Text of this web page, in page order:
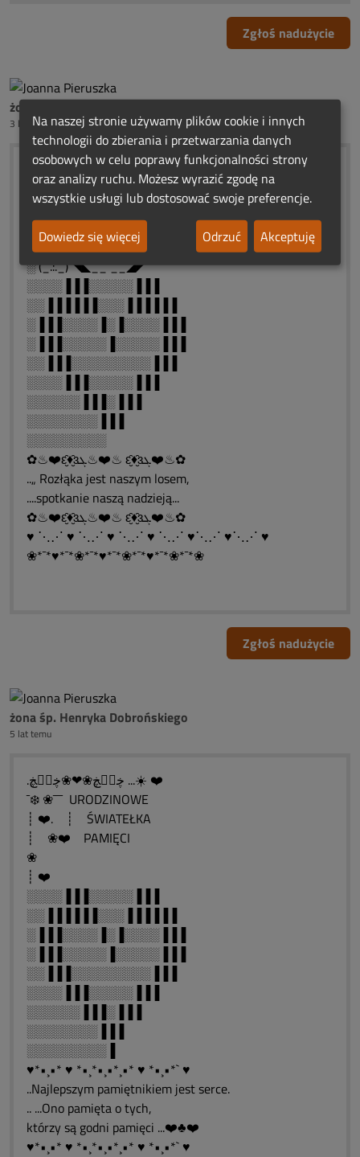
Zgłoś nadużycie
żona Henryka Dobrońskiego
3 lata temu
░░░░)¯`\\ | /´¯(....ROCZNICOWE
░░░░ (._.:▓:._.)....ŚWIATEŁKA
░░░░░ (_.:._).....PAMIĘCI
)¯`\\ | /´¯( ✫•◥◣____◢◤•✫
(._.:▓:._.) ◥◣__ __◢◤
░ (_.:._) ◥◣__ __◢◤
░░░░▐▐▐░░░░░▐▐▐
░░▐▐▐▐▐▐░░░▐▐▐▐▐▐
░▐▐▐░░░░▐░▐░░░░▐▐▐
░▐▐▐░░░░░▐░░░░░▐▐▐
░░▐▐▐░░░░░░░░░▐▐▐
░░░░▐▐▐░░░░░▐▐▐
░░░░░░▐▐▐░▐▐▐
░░░░░░░░▐▐▐
░░░░░░░░░
✿♨❤️ԑ̮̑♦̮̑ɜܓ♨❤️♨ ԑ̮̑♦̮̑ɜܓ❤️♨✿
..„ Rozłąka jest naszym losem,
....spotkanie naszą nadzieją...
✿♨❤️ԑ̮̑♦̮̑ɜܓ♨❤️♨ ԑ̮̑♦̮̑ɜܓ❤️♨✿
♥ ⋱⋰ ♥ ⋱⋰ ♥ ⋱⋰ ♥ ⋱⋰ ♥⋱⋰ ♥⋱⋰ ♥
❀*¯*♥*¯*❀*¯*♥*¯*❀*¯*♥*¯*❀*¯*❀
Zgłoś nadużycie
żona śp. Henryka Dobrońskiego
5 lat temu
.ڿڰۣڿ❀❤❀ڿڰۣڿ ...☀️ ❤️
¯❄️ ❀¯¯¯ URODZINOWE
┊ ❤️. ┊ ŚWIATEŁKA
┊ ❀❤️ PAMIĘCI
❀
┊ ❤️
░░░░▐▐▐░░░░░▐▐▐
░░▐▐▐▐▐▐░░░▐▐▐▐▐▐
░▐▐▐░░░░▐░▐░░░░▐▐▐
░▐▐▐░░░░░▐░░░░░▐▐▐
░░▐▐▐░░░░░░░░░▐▐▐
░░░░▐▐▐░░░░░▐▐▐
░░░░░░▐▐▐░▐▐▐
░░░░░░░░▐▐▐
░░░░░░░░░▐
♥*•¸•* ♥ *•¸*•¸•*¸•* ♥ *•¸•*` ♥
..Najlepszym pamiętnikiem jest serce.
.. ...Ono pamięta o tych,
którzy są godni pamięci ...❤️♣❤️
♥*•¸•* ♥ *•¸*•¸•*¸•* ♥ *•¸•*` ♥
Na naszej stronie używamy plików cookie i innych
technologii do zbierania i przetwarzania danych
osobowych w celu poprawy funkcjonalności strony
oraz analizy ruchu. Możesz wyrazić zgodę na
wszystkie usługi lub dostosować swoje preferencje.
Dowiedz się więcej
Odrzuć Akceptuję